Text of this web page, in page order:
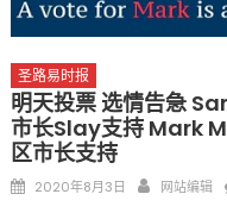
圣路易时报
明天投票 选情告急
市长Slay支持 Mark
区市长支持
Posted
2020年8月3日 Author
网站编辑